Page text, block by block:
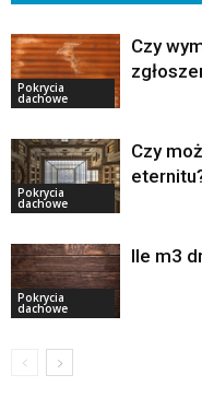
Pokrycia
dachowe
Czy
Pokrycia
dachowe
Czy
Pokrycia
dachowe
Ile m3